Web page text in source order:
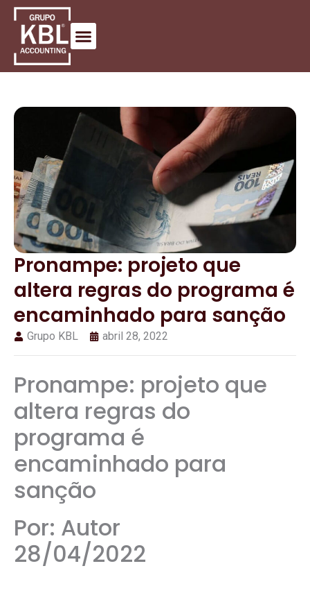
Pronampe: projeto que
altera regras do programa é
encaminhado para sanção
Grupo KBL abril 28, 2022
Pronampe: projeto que
altera regras do
programa é
encaminhado para
sanção
Por: Autor
28/04/2022